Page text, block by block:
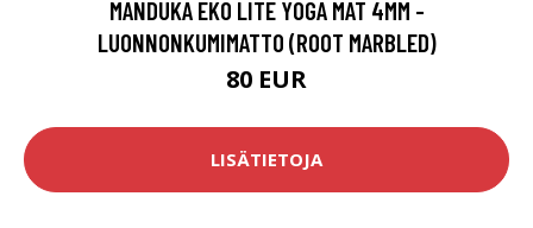
MANDUKA EKO LITE YOGA MAT 4MM -
LUONNONKUMIMATTO (ROOT MARBLED)
80 EUR
LISÄTIETOJA